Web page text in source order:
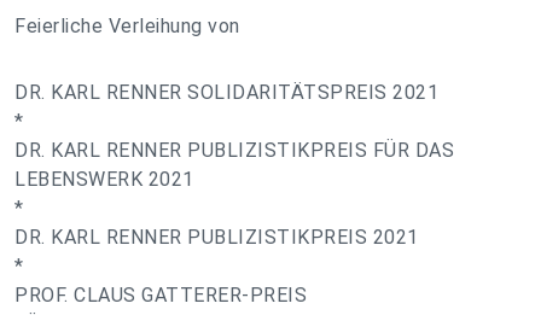
Feierliche Verleihung von
DR. KARL RENNER SOLIDARITÄTSPREIS 2021
*
DR. KARL RENNER PUBLIZISTIKPREIS FÜR DAS
LEBENSWERK 2021
*
DR. KARL RENNER PUBLIZISTIKPREIS 2021
*
PROF. CLAUS GATTERER-PREIS